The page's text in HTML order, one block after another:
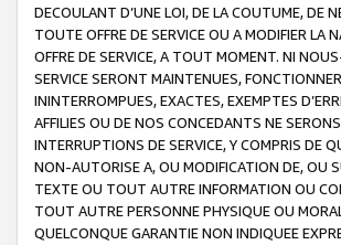
DECOULANT D’UNE LOI, DE LA COUTUME, DE
TOUTE OFFRE DE SERVICE OU A MODIFIER LA
OFFRE DE SERVICE, A TOUT MOMENT. NI
SERVICE SERONT MAINTENUES,
ININTERROMPUES, EXACTES, EXEMPTES
AFFILIES OU DE NOS CONCEDANTS NE
INTERRUPTIONS DE SERVICE, Y COMPRIS DE
NON-AUTORISE A, OU MODIFICATION DE, OU
TEXTE OU TOUT AUTRE INFORMATION OU
TOUT AUTRE PERSONNE PHYSIQUE OU
QUELCONQUE GARANTIE NON INDIQUEE